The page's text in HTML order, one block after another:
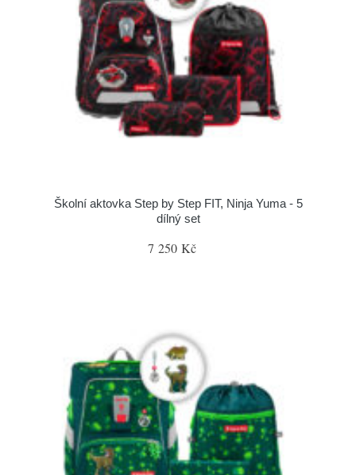
Školní aktovka Step by Step FIT, Ninja Yuma - 5
dílný set
7 250 Kč